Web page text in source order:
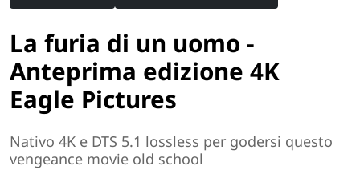
La furia di un uomo -
Anteprima edizione 4K
Eagle Pictures
Nativo 4K e DTS 5.1 lossless per godersi questo
vengeance movie old school